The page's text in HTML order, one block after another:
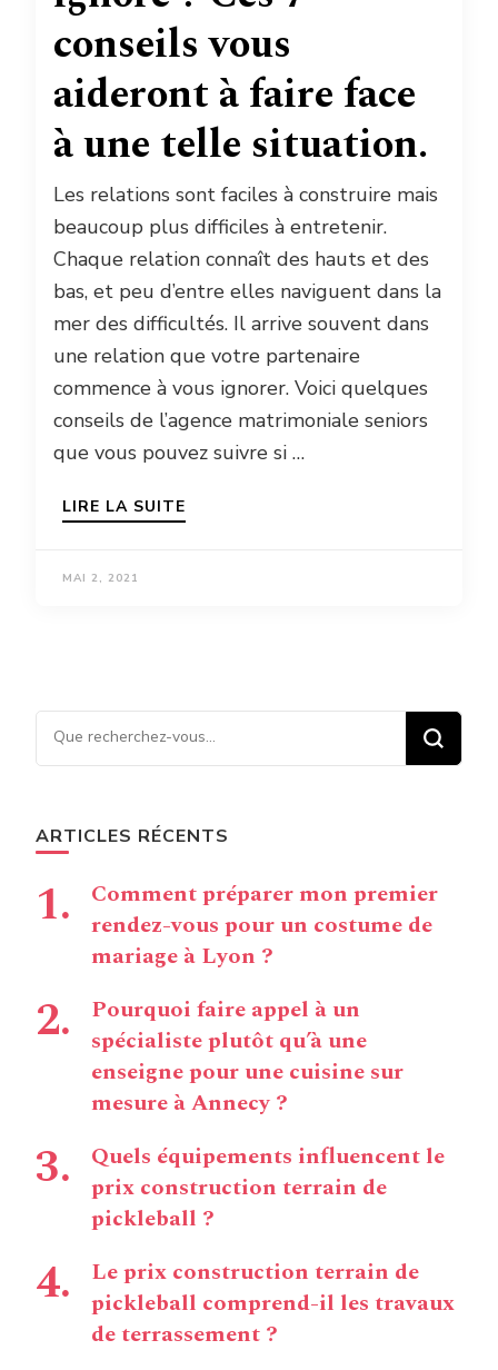
conseils vous
aideront à faire face
à une telle situation.
Les relations sont faciles à construire mais
beaucoup plus difficiles à entretenir.
Chaque relation connaît des hauts et des
bas, et peu d’entre elles naviguent dans la
mer des difficultés. Il arrive souvent dans
une relation que votre partenaire
commence à vous ignorer. Voici quelques
conseils de l’agence matrimoniale seniors
que vous pouvez suivre si …
LIRE LA SUITE
MAI 2, 2021
Vous recherchiez quelque
chose ?
ARTICLES RÉCENTS
Comment préparer mon premier
rendez-vous pour un costume de
mariage à Lyon ?
Pourquoi faire appel à un
spécialiste plutôt qu’à une
enseigne pour une cuisine sur
mesure à Annecy ?
Quels équipements influencent le
prix construction terrain de
pickleball ?
Le prix construction terrain de
pickleball comprend-il les travaux
de terrassement ?